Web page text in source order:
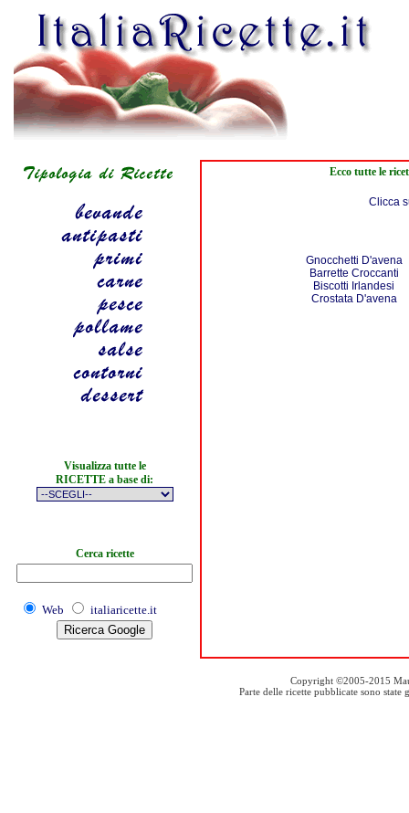
Visualizza tutte le
RICETTE a base di:
Cerca ricette
Web italiaricette.it
Ecco tutte le
Clicca
Gnocchetti D'avena
Barrette Croccanti
Biscotti Irlandesi
Crostata D'avena
Copyright ©2005-2015
Parte delle ricette pubblicate sono state